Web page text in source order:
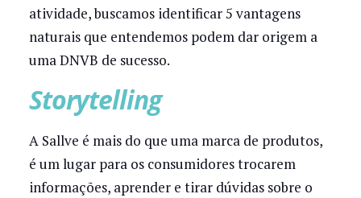
atividade, buscamos identificar 5 vantagens
naturais que entendemos podem dar origem a
uma DNVB de sucesso.
Storytelling
A Sallve é mais do que uma marca de produtos,
é um lugar para os consumidores trocarem
informações, aprender e tirar dúvidas sobre o